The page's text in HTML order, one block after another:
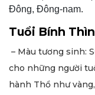
Đông, Đông-nam.
Tuổi Bính
– Màu tương sinh:
cho những người
hành Thổ như